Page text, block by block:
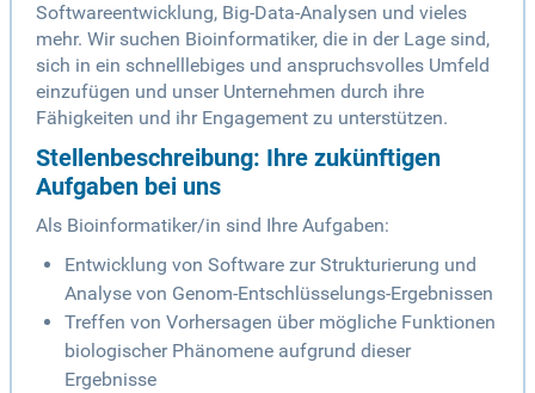
Softwareentwicklung, Big-Data-Analysen und vieles
mehr. Wir suchen Bioinformatiker, die in der Lage sind,
sich in ein schnelllebiges und anspruchsvolles Umfeld
einzufügen und unser Unternehmen durch ihre
Fähigkeiten und ihr Engagement zu unterstützen.
Stellenbeschreibung: Ihre zukünftigen
Aufgaben bei uns
Als Bioinformatiker/in sind Ihre Aufgaben:
Entwicklung von Software zur Strukturierung und
Analyse von Genom-Entschlüsselungs-Ergebnissen
Treffen von Vorhersagen über mögliche Funktionen
biologischer Phänomene aufgrund dieser
Ergebnisse